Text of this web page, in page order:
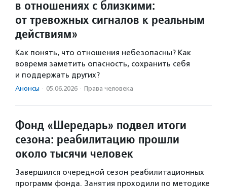
в отношениях с близкими:
от тревожных сигналов к реальным
действиям»
Как понять, что отношения небезопасны? Как
вовремя заметить опасность, сохранить себя
и поддержать других?
Анонсы · 05.06.2026 · Права человека
Фонд «Шередарь» подвел итоги
сезона: реабилитацию прошли
около тысячи человек
Завершился очередной сезон реабилитационных
программ фонда. Занятия проходили по методике